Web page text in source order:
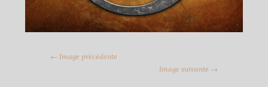
← Image précédente
Image suivante →